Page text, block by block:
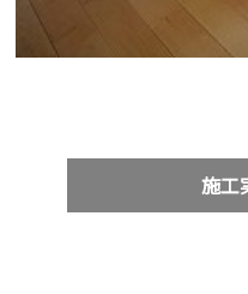
施工